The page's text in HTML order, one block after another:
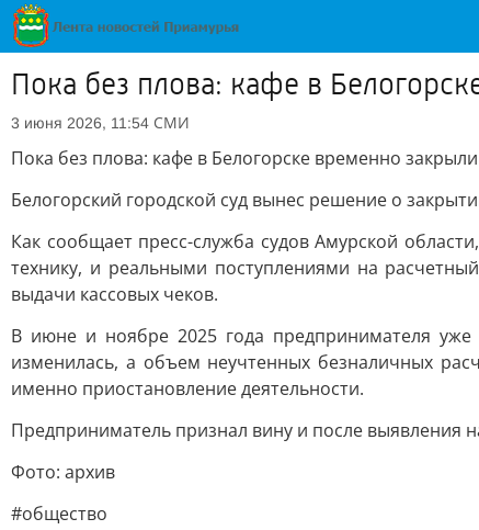
Пока без плова: кафе в
3 июня 2026, 11:54 СМИ
Пока без плова: кафе в Белогорске временно
Белогорский городской суд вынес решение о
Как сообщает пресс-служба судов Амурской
технику, и реальными поступлениями на
выдачи кассовых чеков.
В июне и ноябре 2025 года предпринимателя
изменилась, а объем неучтенных безналичных
именно приостановление деятельности.
Предприниматель признал вину и после
Фото: архив
#общество